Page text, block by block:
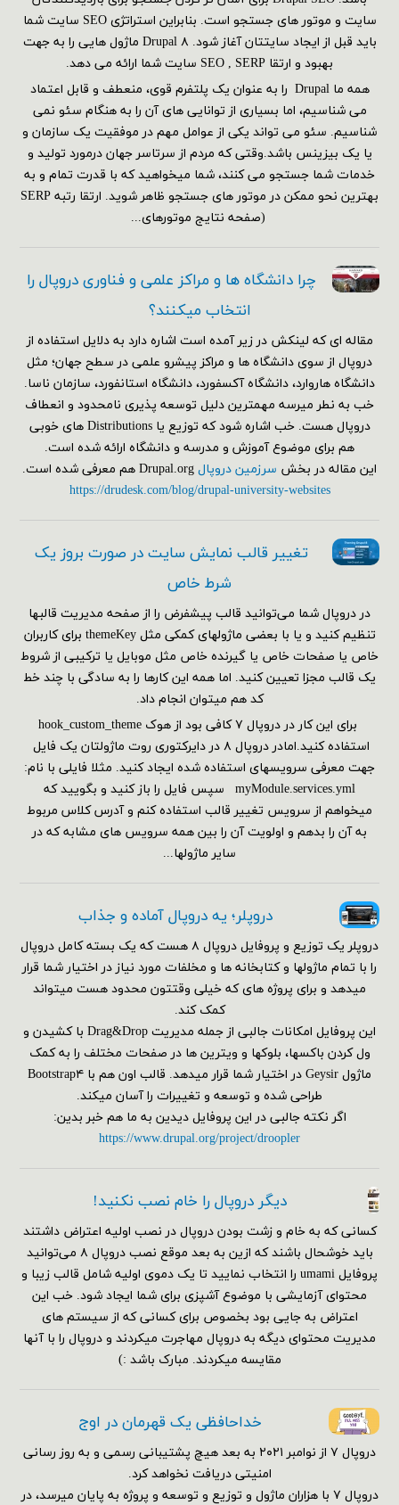
سایت و موتور های جستجو است. بنابراین استراتژی SEO سایت شما
باید قبل از ایجاد سایتتان آغاز شود. Drupal ۸ ماژول هایی را به جهت
بهبود و ارتقا SEO , SERP سایت شما ارائه می دهد.
همه ما Drupal را به عنوان یک پلتفرم قوی، منعطف و قابل اعتماد
می شناسیم، اما بسیاری از توانایی های آن را به هنگام سئو نمی
شناسیم. سئو می تواند یکی از عوامل مهم در موفقیت یک سازمان و
یا یک بیزینس باشد.وقتی که مردم از سرتاسر جهان درمورد تولید و
خدمات شما جستجو می کنند، شما میخواهید که با قدرت تمام و به
بهترین نحو ممکن در موتور های جستجو ظاهر شوید. ارتقا رتبه SERP
(صفحه نتایج موتورهای...
چرا دانشگاه ها و مراکز علمی و فناوری دروپال را
انتخاب میکنند؟
مقاله ای که لینکش در زیر آمده است اشاره دارد به دلایل استفاده از
دروپال از سوی دانشگاه ها و مراکز پیشرو علمی در سطح جهان؛ مثل
دانشگاه هاروارد، دانشگاه آکسفورد، دانشگاه استانفورد، سازمان ناسا.
خب به نطر میرسه مهمترین دلیل توسعه پذیری نامحدود و انعطاف
دروپال هست. خب اشاره شود که توزیع یا Distributions های خوبی
هم برای موضوع آموزش و مدرسه و دانشگاه ارائه شده است.
این مقاله در بخش سرزمین دروپالDrupal.org هم معرفی شده است.
https://drudesk.com/blog/drupal-university-websites
تغییر قالب نمایش سایت در صورت بروز یک
شرط خاص
در دروپال شما می‌توانید قالب پیشفرض را از صفحه مدیریت قالبها
تنظیم کنید و یا با بعضی ماژولهای کمکی مثل themeKey برای کاربران
خاص یا صفحات خاص یا گیرنده خاص مثل موبایل یا ترکیبی از شروط
یک قالب مجزا تعیین کنید. اما همه این کارها را به سادگی با چند خط
کد هم می‎توان انجام داد.
برای این کار در دروپال ۷ کافی بود از هوک hook_custom_theme
استفاده کنید.امادر دروپال ۸ در دایرکتوری روت ماژولتان یک فایل
جهت معرفی سرویسهای استفاده شده ایجاد کنید. مثلا فایلی با نام:
myModule.services.yml سپس فایل را باز کنید و بگویید که
میخواهم از سرویس تغییر قالب استفاده کنم و آدرس کلاس مربوط
به آن را بدهم و اولویت آن را بین همه سرویس های مشابه که در
سایر ماژولها...
دروپلر؛ یه دروپال آماده و جذاب
دروپلر یک توزیع و پروفایل دروپال ۸ هست که یک بسته کامل دروپال
را با تمام ماژولها و کتابخانه ها و مخلفات مورد نیاز در اختیار شما قرار
میدهد و برای پروژه های که خیلی وقتتون محدود هست میتواند
کمک کند.
این پروفایل امکانات جالبی از جمله مدیریت Drag&Drop با کشیدن و
ول کردن باکسها، بلوکها و ویترین ها در صفحات مختلف را به کمک
ماژول Geysir در اختیار شما قرار میدهد. قالب اون هم با Bootstrap۴
طراحی شده و توسعه و تغییرات را آسان میکند.
اگر نکته جالبی در این پروفایل دیدین به ما هم خبر بدین:
https://www.drupal.org/project/droopler
دیگر دروپال را خام نصب نکنید!
کسانی که به خام و زشت بودن دروپال در نصب اولیه اعتراض داشتند
باید خوشحال باشند که ازین به بعد موقع نصب دروپال ۸ می‌توانید
پروفایل umami را انتخاب نمایید تا یک دموی اولیه شامل قالب زیبا و
محتوای آزمایشی با موضوع آشپزی برای شما ایجاد شود. خب این
اعتراض به جایی بود بخصوص برای کسانی که از سیستم های
مدیریت محتوای دیگه به دروپال مهاجرت میکردند و دروپال را با آنها
مقایسه میکردند. مبارک باشد :)
خداحافظی یک قهرمان در اوج
دروپال ۷ از نوامبر ۲۰۲۱ به بعد هیچ پشتیبانی رسمی و به روز رسانی
امنیتی دریافت نخواهد کرد.
دروپال ۷ با هزاران ماژول و توزیع و توسعه و پروژه به پایان میرسد، در